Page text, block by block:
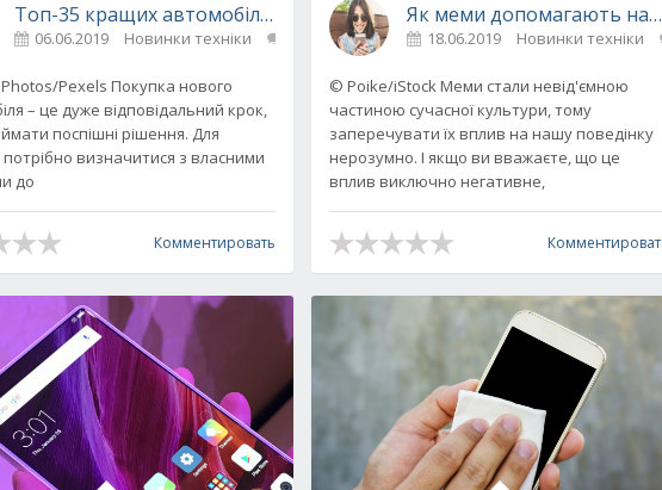
своїх фото з Instagram
Топ-35 кращих автомобілів останнього року випуску, які варто
06.06.2019 Новинки техніки
Pexels Покупка нового
– це дуже відповідальний крок,
поспішні рішення. Для
визначитися з власними
до
Комментировать
Як меми допомагають
18.06.2019 Новинки техніки
© Poike/iStock Меми стали невід'ємною
частиною сучасної культури, тому
заперечувати їх вплив на нашу поведінку
нерозумно. І якщо ви вважаєте, що це
вплив виключно негативне,